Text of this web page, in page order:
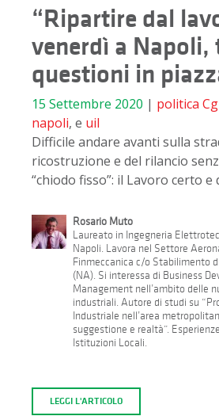
“Ripartire dal
venerdì a Napoli,
questioni in
15 Settembre 2020 | politica
napoli, e uil
Difficile andare avanti sulla
ricostruzione e del rilancio
“chiodo fisso”: il Lavoro certo e
Rosario Muto
Laureato in Ingegneria
Napoli. Lavora nel Settore
Finmeccanica c/o Stabilimento
(NA). Si interessa di Business
Management nell’ambito delle
industriali. Autore di studi su
Industriale nell’area
suggestione e realtà”.
Istituzioni Locali.
LEGGI L'ARTICOLO